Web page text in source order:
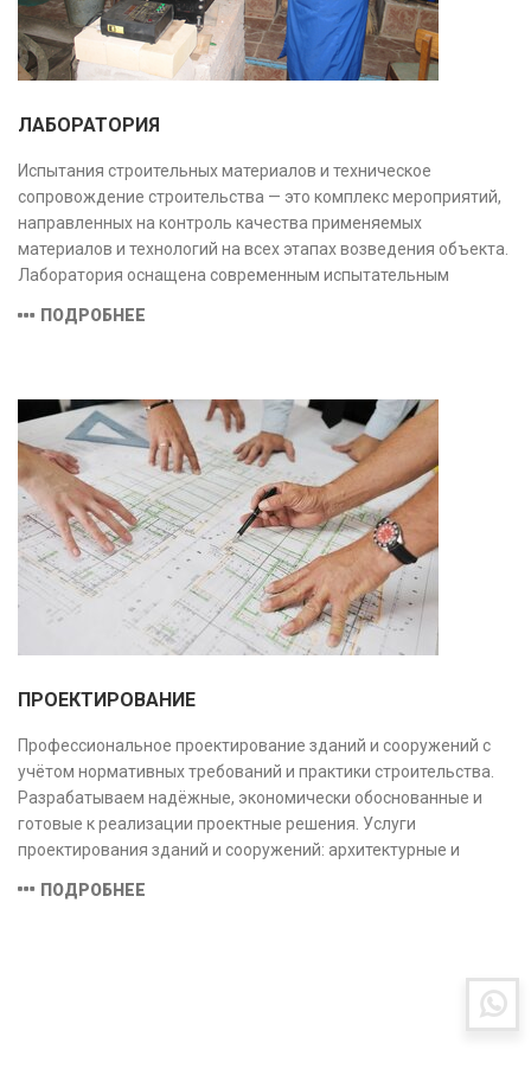
ЛАБОРАТОРИЯ
Испытания строительных материалов и техническое
сопровождение строительства — это комплекс мероприятий,
направленных на контроль качества применяемых
материалов и технологий на всех этапах возведения объекта.
Лаборатория оснащена современным испытательным
соответствующими заявленной области аккредитации.
ПОДРОБНЕЕ
ПРОЕКТИРОВАНИЕ
Профессиональное проектирование зданий и сооружений с
учётом нормативных требований и практики строительства.
Разрабатываем надёжные, экономически обоснованные и
готовые к реализации проектные решения. Услуги
проектирования зданий и сооружений: архитектурные и
сметная документация. Полный цикл работ с учётом норм и
ПОДРОБНЕЕ